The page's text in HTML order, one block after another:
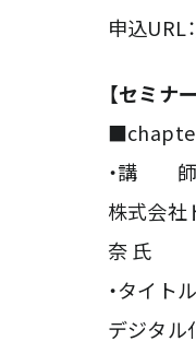
申込URL：
【セミナ
・講 師
株式会
奈 氏
・タイトル
デジタル